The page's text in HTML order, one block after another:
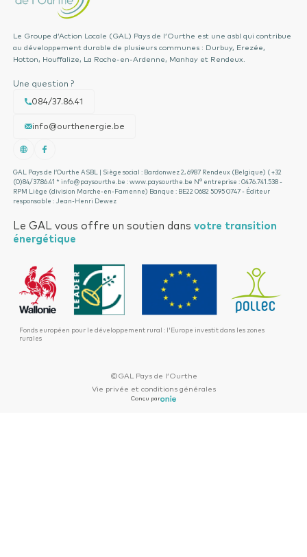
Le Groupe d’Action Locale (GAL) Pays de l’Ourthe est une asbl qui contribue
au développement durable de plusieurs communes : Durbuy, Erezée,
Hotton, Houffalize, La Roche-en-Ardenne, Manhay et Rendeux.
Une question ?
084/37.86.41
info@ourthenergie.be
GAL Pays de l’Ourthe ASBL | Siège social : Bardonwez 2, 6987 Rendeux (Belgique) ( +32
(0)84/37.86.41 * info@paysourthe.be : www.paysourthe.be N° entreprise : 0476.741.538 -
RPM Liège (division Marche-en-Famenne) Banque : BE22 0682 5095 0747 - Éditeur
responsable : Jean-Henri Dewez
Le GAL vous offre un soutien dansvotre transition
énergétique
Fonds européen pour le développement rural : l'Europe investit dans les zones
rurales
©GAL Pays de l’Ourthe
Vie privée et conditions générales
Conçu par